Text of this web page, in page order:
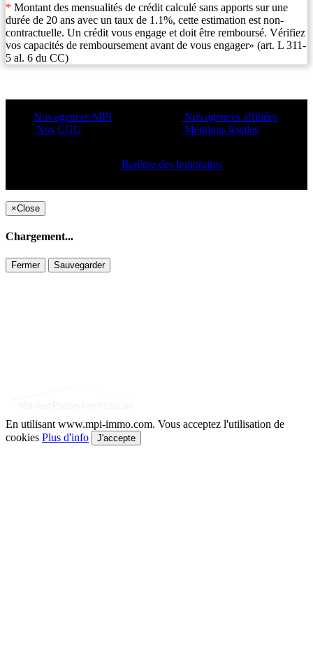
* Montant des mensualités de crédit calculé sans apports sur une
durée de 20 ans avec un taux de 1.1%, cette estimation est non-
contractuelle. Un crédit vous engage et doit être remboursé. Vérifiez
vos capacités de remboursement avant de vous engager» (art. L 311-
5 al. 6 du CC)
Nos agences MPI
Nos CGU
Nos agences affiliées
Mentions légales
Barême des honoraires
×Close
Chargement...
Fermer Sauvegarder
En utilisant www.mpi-immo.com. Vous acceptez l'utilisation de
cookies Plus d'info J'accepte